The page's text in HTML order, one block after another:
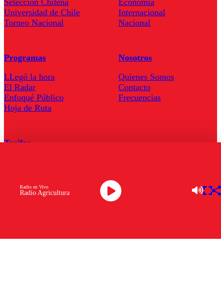
Radio Agricultura
Radio en Vivo
Universidad de Chile
Torneo Nacional
Internacional
Nacional
Programas
LLegó la hora
El Radar
Enfoqué Público
Hoja de Ruta
Nosotros
Quienes Somos
Contacto
Frecuencias
Tarifas
Descarga la APP